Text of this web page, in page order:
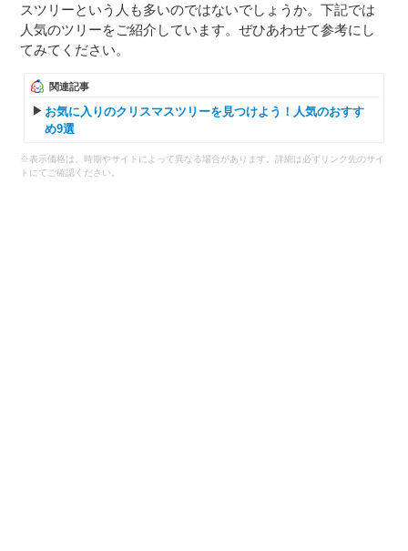
スツリーという人も多いのではないでしょうか。下記では
人気のツリーをご紹介しています。ぜひあわせて参考にし
てみてください。
関連記事
お気に入りのクリスマスツリーを見つけよう！人気のおすす
め9選
※表示価格は、時期やサイトによって異なる場合があります。詳細は必ずリンク先のサイ
トにてご確認ください。